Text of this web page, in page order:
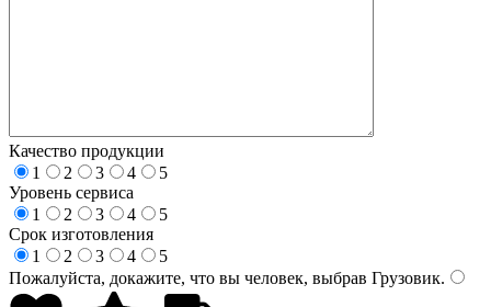
Качество продукции
1
2 3 4
5
Уровень сервиса
1
2 3 4
5
Срок изготовления
1
2 3 4
5
Пожалуйста, докажите, что вы человек, выбрав Грузовик.